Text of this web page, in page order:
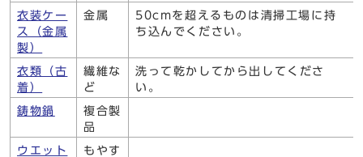
衣装ケー
ス（金属
製）
金属
50cmを超えるものは清掃工場に持
ち込んでください。
衣類（古
着）
繊維な
ど
洗って乾かしてから出してくださ
い。
鋳物鍋
複合製
品
ウエット
もやす